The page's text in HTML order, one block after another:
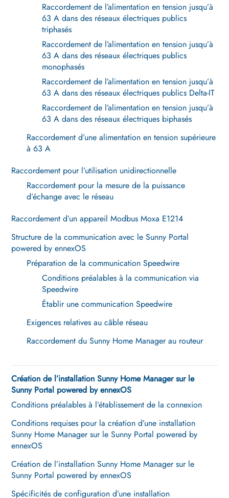
Raccordement de l’alimentation en tension jusqu’à
63 A dans des réseaux électriques publics
triphasés
Raccordement de l’alimentation en tension jusqu’à
63 A dans des réseaux électriques publics
monophasés
Raccordement de l’alimentation en tension jusqu’à
63 A dans des réseaux électriques publics Delta-IT
Raccordement de l’alimentation en tension jusqu’à
63 A dans des réseaux électriques biphasés
Raccordement d’une alimentation en tension supérieure
à 63 A
Raccordement pour l’utilisation unidirectionnelle
Raccordement pour la mesure de la puissance
d’échange avec le réseau
Raccordement d’un appareil Modbus Moxa E1214
Structure de la communication avec le Sunny Portal
powered by ennexOS
Préparation de la communication Speedwire
Conditions préalables à la communication via
Speedwire
Établir une communication Speedwire
Exigences relatives au câble réseau
Raccordement du Sunny Home Manager au routeur
Création de l’installation Sunny Home Manager sur le
Sunny Portal powered by ennexOS
Conditions préalables à l’établissement de la connexion
Conditions requises pour la création d’une installation
Sunny Home Manager sur le Sunny Portal powered by
ennexOS
Création de l’installation Sunny Home Manager sur le
Sunny Portal powered by ennexOS
Spécificités de configuration d’une installation